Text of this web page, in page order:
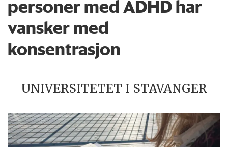
personer med ADHD har
vansker med
konsentrasjon
UNIVERSITETET I STAVANGER